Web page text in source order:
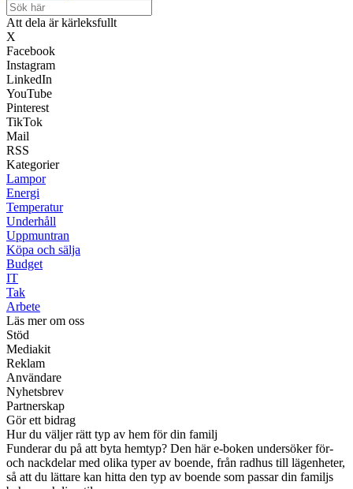
Att dela är kärleksfullt
X
Facebook
Instagram
LinkedIn
YouTube
Pinterest
TikTok
Mail
RSS
Kategorier
Lampor
Energi
Temperatur
Underhåll
Uppmuntran
Köpa och sälja
Budget
IT
Tak
Arbete
Läs mer om oss
Stöd
Mediakit
Reklam
Användare
Nyhetsbrev
Partnerskap
Gör ett bidrag
Hur du väljer rätt typ av hem för din familj
Funderar du på att byta hemtyp? Den här e-boken undersöker för-
och nackdelar med olika typer av boende, från radhus till lägenheter,
så att du lättare kan hitta den typ av boende som passar din familjs